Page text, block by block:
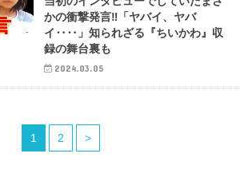
かの衝撃発言‼︎「ヤバイ、ヤバ
イ‥‥」知られざる『ちいかわ』収
録の舞台裏も
2024.03.05
1 2 >